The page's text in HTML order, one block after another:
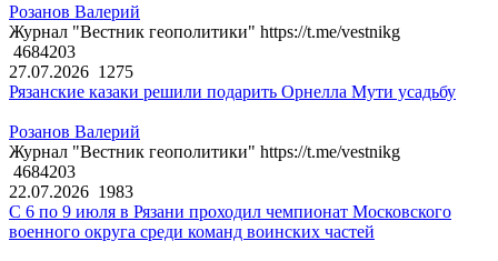
Розанов Валерий
Журнал "Вестник геополитики" https://t.me/vestnikg
4684203
27.07.2026 1275
Рязанские казаки решили подарить Орнелла Мути усадьбу
Розанов Валерий
Журнал "Вестник геополитики" https://t.me/vestnikg
4684203
22.07.2026 1983
С 6 по 9 июля в Рязани проходил чемпионат Московского
военного округа среди команд воинских частей